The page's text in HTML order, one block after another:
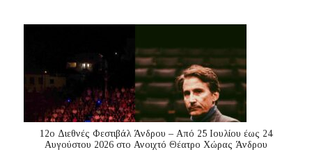
12ο Διεθνές Φεστιβάλ Άνδρου – Από 25 Ιουλίου έως 24
Αυγούστου 2026 στο Ανοιχτό Θέατρο Χώρας Άνδρου